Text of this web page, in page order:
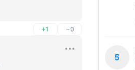
+1 –0
5